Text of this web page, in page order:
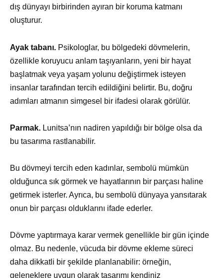
dış dünyayı birbirinden ayıran bir koruma katmanı
oluşturur.
Ayak tabanı. Psikologlar, bu bölgedeki dövmelerin,
özellikle koruyucu anlam taşıyanların, yeni bir hayat
başlatmak veya yaşam yolunu değiştirmek isteyen
insanlar tarafından tercih edildiğini belirtir. Bu, doğru
adımları atmanın simgesel bir ifadesi olarak görülür.
Parmak. Lunitsa’nın nadiren yapıldığı bir bölge olsa da
bu tasarıma rastlanabilir.
Bu dövmeyi tercih eden kadınlar, sembolü mümkün
olduğunca sık görmek ve hayatlarının bir parçası haline
getirmek isterler. Ayrıca, bu sembolü dünyaya yansıtarak
onun bir parçası olduklarını ifade ederler.
Dövme yaptırmaya karar vermek genellikle bir gün içinde
olmaz. Bu nedenle, vücuda bir dövme ekleme süreci
daha dikkatli bir şekilde planlanabilir: örneğin,
geleneklere uygun olarak tasarımı kendiniz